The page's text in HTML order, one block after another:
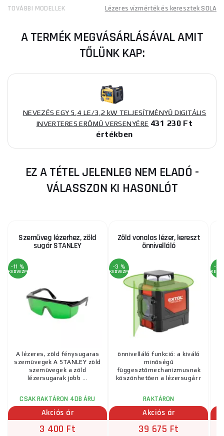
TOVÁBBI MODELLEK Lézeres vízmérték és keresztek SOLA
A TERMÉK MEGVÁSÁRLÁSÁVAL AMIT
TŐLÜNK KAP:
NEVEZÉS EGY 5,4 LE/3,2 kW TELJESÍTMÉNYŰ DIGITÁLIS
INVERTERES ERŐMŰ VERSENYÉRE 431 230 Ft
értékben
EZ A TÉTEL JELENLEG NEM ELADÓ -
VÁLASSZON KI HASONLÓT
Szemüveg lézerhez, zöld
sugár STANLEY
-11 %
KEDVEZMÉNY
A lézeres, zöld fénysugaras
szemüvegek A STANLEY zöld
szemüvegek a zöld
lézersugarak jobb ...
CSAK RAKTÁRON 4DB ÁRU
Akciós ár
3 400 Ft
Zöld vonalas lézer, kereszt
önnivelláló
-3 %
KEDVEZMÉNY
önnivelláló funkció: a kiváló
minőségű
függesztőmechanizmusnak
köszönhetően a lézersugár r
RAKTÁRON
Akciós ár
39 675 Ft
-8